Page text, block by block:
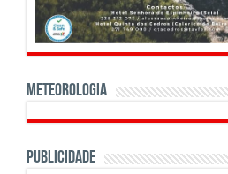
Meteorologia
Publicidade